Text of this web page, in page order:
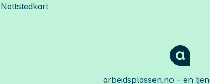
Nettstedkart
arbeidsplassen.no – en